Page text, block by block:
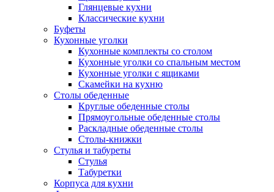
Глянцевые кухни
Классические кухни
Буфеты
Кухонные уголки
Кухонные комплекты со столом
Кухонные уголки со спальным местом
Кухонные уголки с ящиками
Скамейки на кухню
Столы обеденные
Круглые обеденные столы
Прямоугольные обеденные столы
Раскладные обеденные столы
Столы-книжки
Стулья и табуреты
Стулья
Табуретки
Корпуса для кухни